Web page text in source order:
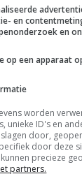
de pagina’s
2019 OM
mooie
mee!! 🍀🍀🍀🤞
en
en
op een apparaat
worden
unieke ID's en
door,
door deze
precieze
partners.